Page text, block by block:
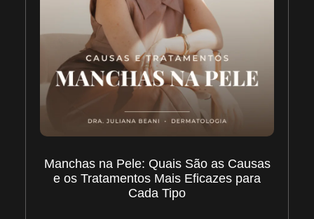
Manchas na Pele: Quais São as Causas
e os Tratamentos Mais Eficazes para
Cada Tipo